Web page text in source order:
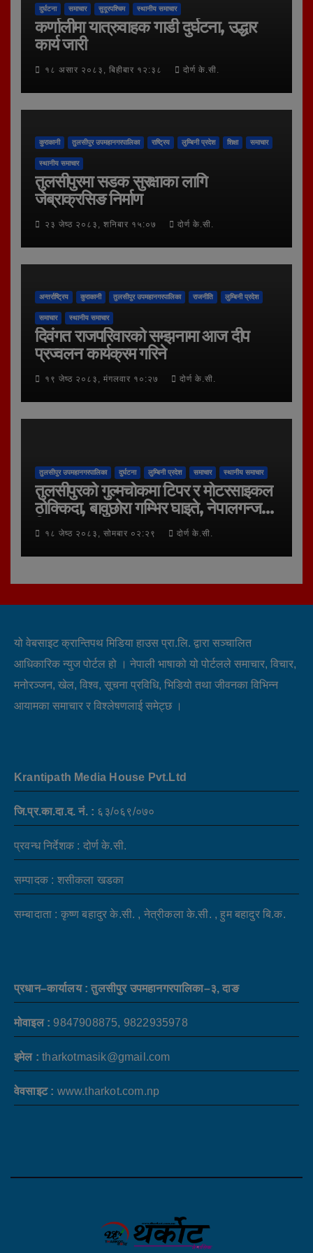
दुर्घटना समाचार सुदूरपश्चिम स्थानीय समाचार
कर्णालीमा यात्रुवाहक गाडी दुर्घटना, उद्धार
कार्य जारी
१८ असार २०८३, बिहीबार १२:३८ दोर्ण के.सी.
कुराकानी तुलसीपुर उपमहानगरपालिका राष्ट्रिय लुम्बिनी प्रदेश शिक्षा समाचार
स्थानीय समाचार
तुलसीपुरमा सडक सुरक्षाका लागि
जेब्राक्रसिङ निर्माण
२३ जेष्ठ २०८३, शनिबार १५:०७ दोर्ण के.सी.
अन्तर्राष्ट्रिय कुराकानी तुलसीपुर उपमहानगरपालिका राजनीति लुम्बिनी प्रदेश
समाचार स्थानीय समाचार
दिवंगत राजपरिवारको सम्झनामा आज दीप
प्रज्वलन कार्यक्रम गरिने
१९ जेष्ठ २०८३, मंगलवार १०:२७ दोर्ण के.सी.
तुलसीपुर उपमहानगरपालिका दुर्घटना लुम्बिनी प्रदेश समाचार स्थानीय समाचार
तुलसीपुरको गुल्मचोकमा टिपर र मोटरसाइकल
ठोक्किदा, बावुछोरा गम्भिर घाइते, नेपालगन्ज
रिफर
१८ जेष्ठ २०८३, सोमबार ०२:२९ दोर्ण के.सी.
यो वेबसाइट क्रान्तिपथ मिडिया हाउस प्रा.लि. द्वारा सञ्चालित
आधिकारिक न्युज पोर्टल हो । नेपाली भाषाको यो पोर्टलले समाचार, विचार,
मनोरञ्जन, खेल, विश्व, सूचना प्रविधि, भिडियो तथा जीवनका विभिन्न
आयामका समाचार र विश्लेषणलाई समेट्छ ।
Krantipath Media House Pvt.Ltd
जि.प्र.का.दा.द. नं. : ६३/०६९/०७०
प्रवन्ध निर्देशक : दोर्ण के.सी.
सम्पादक : शसीकला खडका
सम्बादाता : कृष्ण बहादुर के.सी. , नेत्रीकला के.सी. , हुम बहादुर बि.क.
प्रधान–कार्यालय : तुलसीपुर उपमहानगरपालिका–३, दाङ
मोवाइल : 9847908875, 9822935978
इमेल :tharkotmasik@gmail.com
वेवसाइट : www.tharkot.com.np